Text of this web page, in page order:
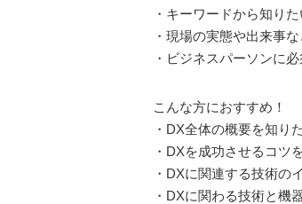
・キーワードから知り
・現場の実態や出来事
・ビジネスパーソンに
こんな方におすすめ！
・DX全体の概要を知り
・DXを成功させるコツ
・DXに関連する技術の
・DXに関わる技術と機